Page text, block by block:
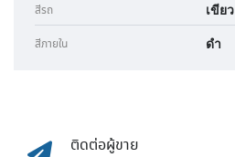
สีรถ เขียว
สีภายใน ดำ
ติดต่อผู้ขาย